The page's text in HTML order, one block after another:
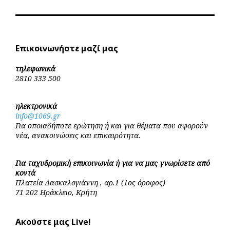
Επικοινωνήστε μαζί μας
τηλεφωνικά
2810 333 500
ηλεκτρονικά
info@1069.gr
Για οποιαδήποτε ερώτηση ή και για θέματα που αφορούν
νέα, ανακοινώσεις και επικαιρότητα.
Για ταχυδρομική επικοινωνία ή για να μας γνωρίσετε από
κοντά
Πλατεία Δασκαλογιάννη , αρ.1 (1ος όροφος)
71 202 Ηράκλειο, Κρήτη
Ακούστε μας Live!